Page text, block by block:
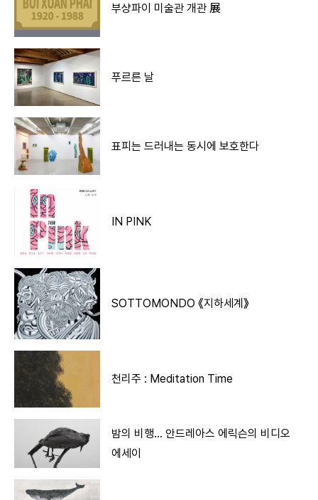
부샹파이 미술관 개관 展
푸르른 날
표피는 드러내는 동시에 보호한다
IN PINK
SOTTOMONDO 《지하세계》
천리주 : Meditation Time
밤의 비행… 안드레아스 에릭슨의 비디오
에세이